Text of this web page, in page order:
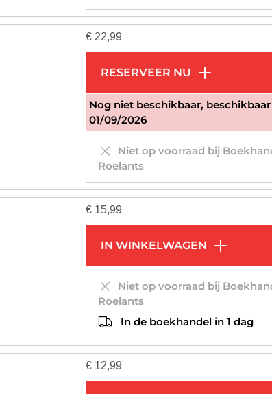
€ 22,99
RESERVEER NU
Nog niet beschikbaar,
01/09/2026
Niet op voorraad bij
Roelants
€ 15,99
IN WINKELWAGEN
Niet op voorraad bij
Roelants
In de boekhandel in 1 dag
€ 12,99